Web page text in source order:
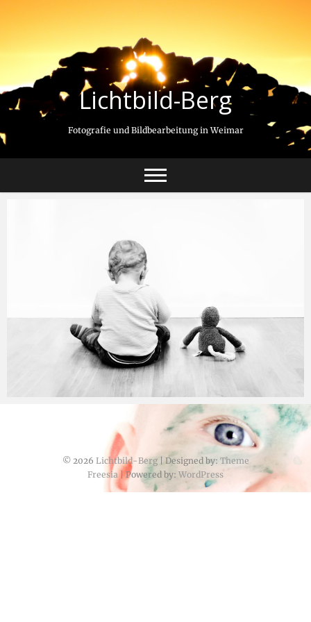
Lichtbild-Berg
Fotografie und Bildbearbeitung in Weimar
© 2026 Lichtbild-Berg| Designed by: Theme
Freesia| Powered by: WordPress